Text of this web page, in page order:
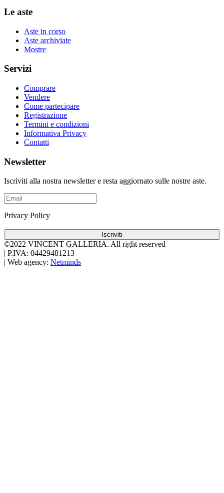
Le aste
Aste in corso
Aste archiviate
Mostre
Servizi
Comprare
Vendere
Come partecipare
Registrazione
Termini e condizioni
Informativa Privacy
Contatti
Newsletter
Iscriviti alla nostra newsletter e resta aggiornato sulle nostre aste.
Privacy Policy
Iscriviti
©2022 VINCENT GALLERIA. All right reserved
P.IVA: 04429481213
Web agency: Netminds